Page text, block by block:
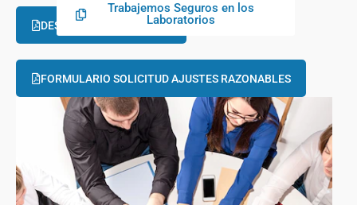
Trabajemos Seguros en los
Laboratorios
DESCARGAR INFOGRAFÍA
FORMULARIO SOLICITUD AJUSTES RAZONABLES